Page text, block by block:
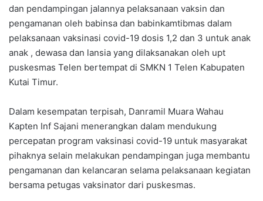
dan pendampingan jalannya pelaksanaan vaksin dan
pengamanan oleh babinsa dan babinkamtibmas dalam
pelaksanaan vaksinasi covid-19 dosis 1,2 dan 3 untuk anak
anak , dewasa dan lansia yang dilaksanakan oleh upt
puskesmas Telen bertempat di SMKN 1 Telen Kabupaten
Kutai Timur.
Dalam kesempatan terpisah, Danramil Muara Wahau
Kapten Inf Sajani menerangkan dalam mendukung
percepatan program vaksinasi covid-19 untuk masyarakat
pihaknya selain melakukan pendampingan juga membantu
pengamanan dan kelancaran selama pelaksanaan kegiatan
bersama petugas vaksinator dari puskesmas.